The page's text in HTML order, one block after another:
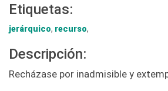
Etiquetas:
jerárquico, recurso,
Descripción:
Recházase por inadmisible y